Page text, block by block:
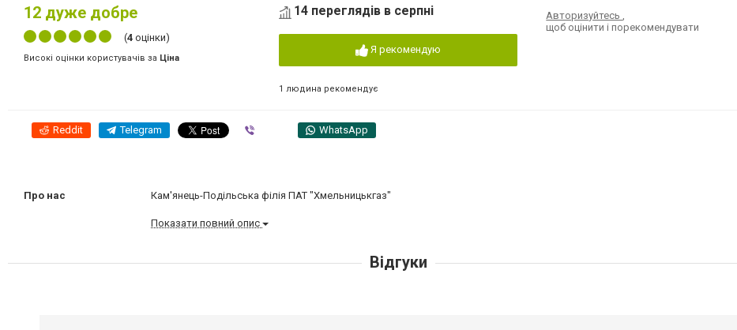
12 дуже добре
(4 оцінки)
Високі оцінки користувачів за Ціна
14 переглядів в серпні
Я рекомендую
1 людина рекомендує
Авторизуйтесь,
щоб оцінити і порекомендувати
Reddit Telegram WhatsApp
Про нас Кам'янець-Подільська філія ПАТ "Хмельницькгаз"
Показати повний опис
Відгуки